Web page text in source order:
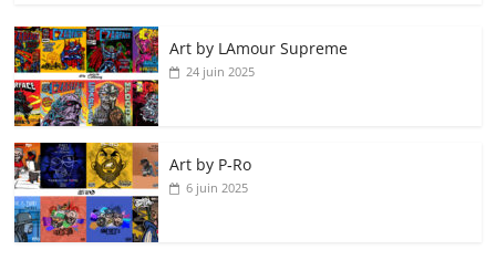
Art by LAmour Supreme
24 juin 2025
Art by P‑Ro
6 juin 2025